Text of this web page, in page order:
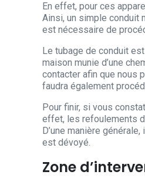
En effet, pour ces
Ainsi, un simple conduit
est nécessaire de
Le tubage de conduit
maison munie d’une
contacter afin que nous
faudra également
Pour finir, si vous
effet, les refoulements
D’une manière
est dévoyé.
Zone